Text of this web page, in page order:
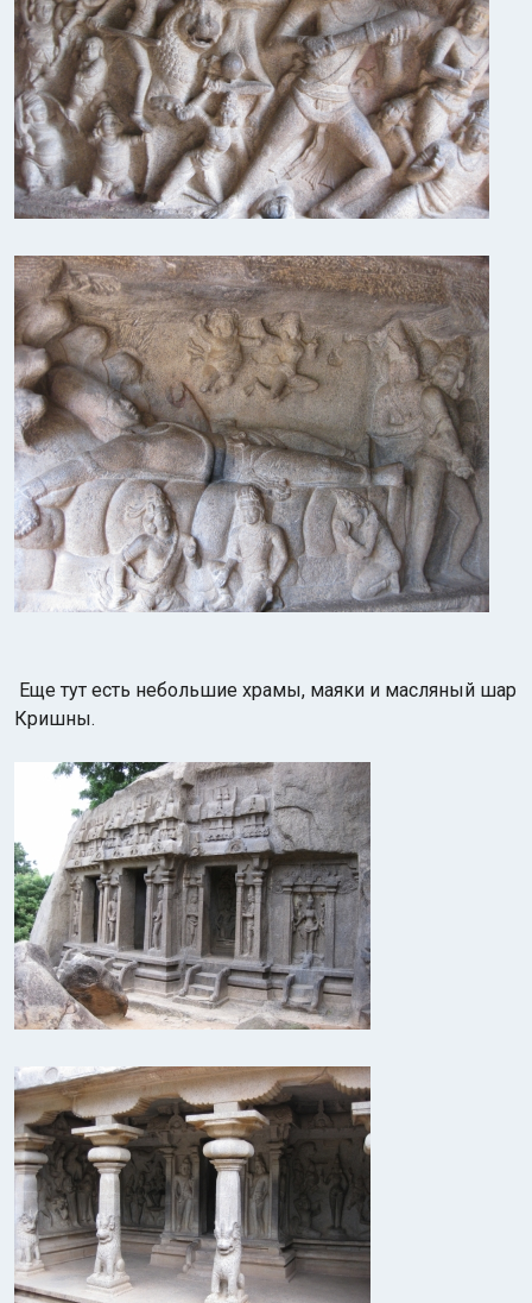
Еще тут есть небольшие храмы, маяки и масляный шар
Кришны.